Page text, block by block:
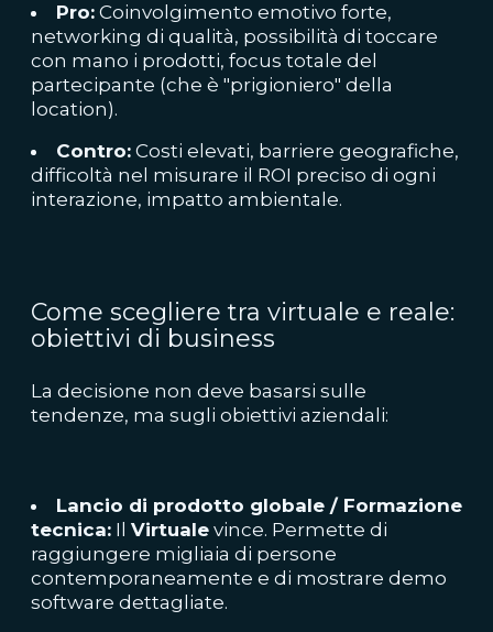
Pro: Coinvolgimento emotivo forte,
networking di qualità, possibilità di toccare
con mano i prodotti, focus totale del
partecipante (che è "prigioniero" della
location).
Contro: Costi elevati, barriere geografiche,
difficoltà nel misurare il ROI preciso di ogni
interazione, impatto ambientale.
Come scegliere tra virtuale e reale:
obiettivi di business
La decisione non deve basarsi sulle
tendenze, ma sugli obiettivi aziendali:
Lancio di prodotto globale / Formazione
tecnica: Il Virtuale vince. Permette di
raggiungere migliaia di persone
contemporaneamente e di mostrare demo
software dettagliate.